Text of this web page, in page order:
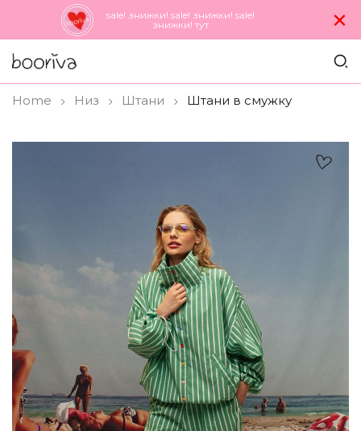
sale! знижки! sale! знижки! sale!
знижки! тут
×
Home Низ Штани Штани в смужку